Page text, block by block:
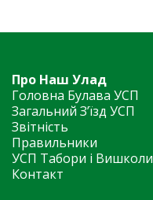
Про Наш Улад
Головна Булава УСП
Загальний З’їзд УСП
Звітність
Правильники
УСП Табори і Вишколи
Контакт